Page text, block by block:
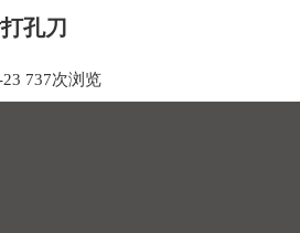
孔刀
737次浏览